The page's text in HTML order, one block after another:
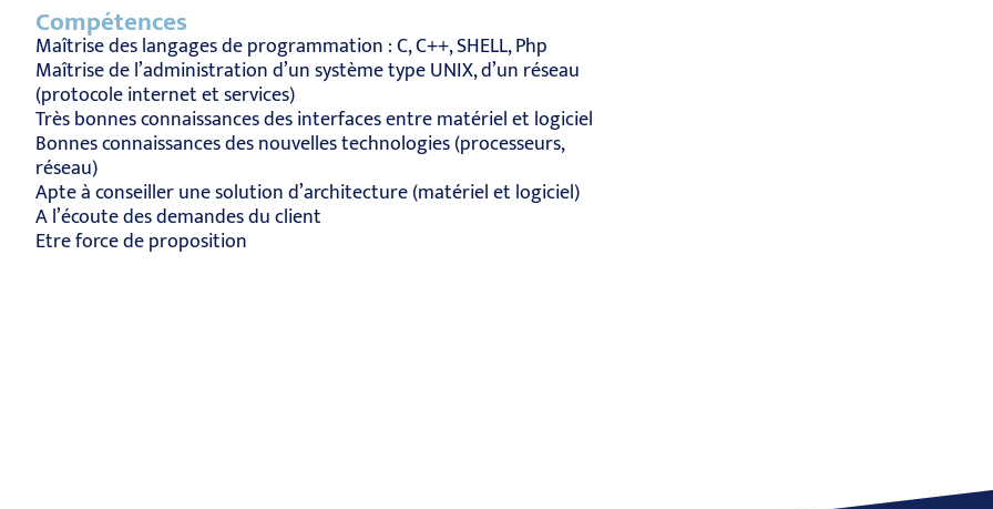
Compétences
Maîtrise des langages de programmation : C, C++, SHELL, Php
Maîtrise de l’administration d’un système type UNIX, d’un réseau
(protocole internet et services)
Très bonnes connaissances des interfaces entre matériel et logiciel
Bonnes connaissances des nouvelles technologies (processeurs,
réseau)
Apte à conseiller une solution d’architecture (matériel et logiciel)
A l’écoute des demandes du client
Etre force de proposition